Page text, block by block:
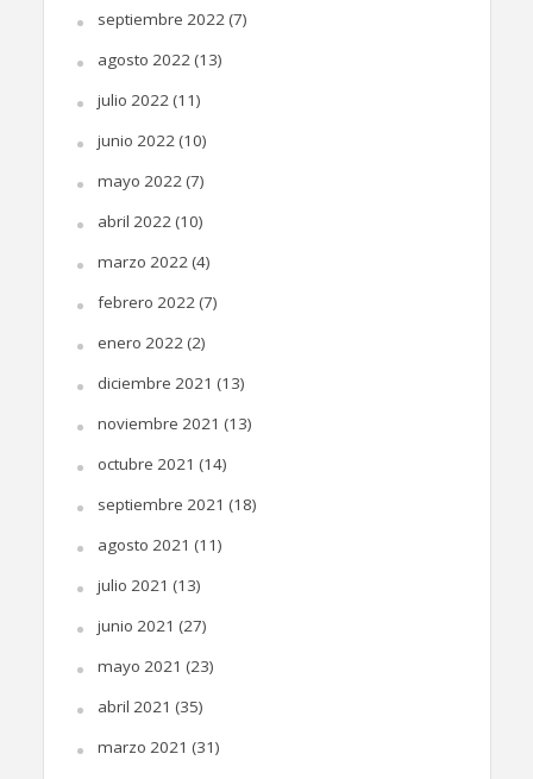
septiembre 2022(7)
agosto 2022(13)
julio 2022(11)
junio 2022(10)
mayo 2022(7)
abril 2022(10)
marzo 2022(4)
febrero 2022(7)
enero 2022(2)
diciembre 2021 (13)
noviembre 2021 (13)
octubre 2021 (14)
septiembre 2021 (18)
agosto 2021 (11)
julio 2021 (13)
junio 2021 (27)
mayo 2021 (23)
abril 2021 (35)
marzo 2021 (31)